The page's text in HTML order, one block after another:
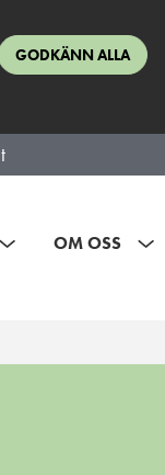
GODKÄNN ALLA
OM OSS